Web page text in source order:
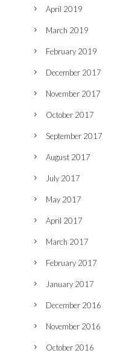
April 2019
March 2019
February 2019
December 2017
November 2017
October 2017
September 2017
August 2017
July 2017
May 2017
April 2017
March 2017
February 2017
January 2017
December 2016
November 2016
October 2016